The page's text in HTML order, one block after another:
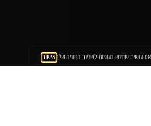
אנו עושים שימוש בעוגיות לשיפור החוויה שלך אישור